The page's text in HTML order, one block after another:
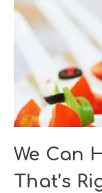
We Can
That’s